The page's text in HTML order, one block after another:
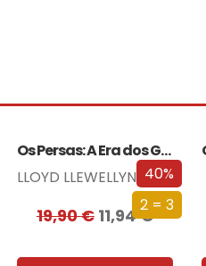
40%
2 = 3
Os Persas: A Era dos Grandes Reis
LLOYD LLEWELLYN-JONES
19,90€ 11,94€